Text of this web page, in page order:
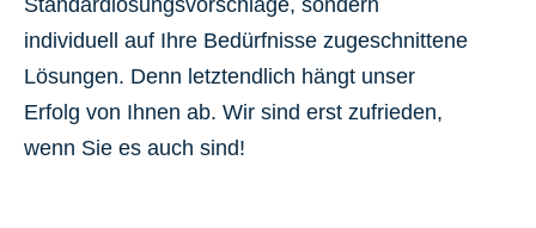
individuell auf Ihre Bedürfnisse zugeschnittene
Lösungen. Denn letztendlich hängt unser
Erfolg von Ihnen ab. Wir sind erst zufrieden,
wenn Sie es auch sind!